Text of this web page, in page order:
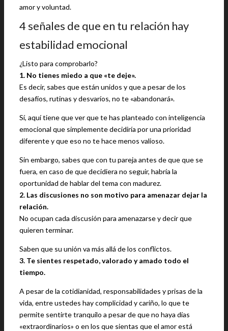
amor y voluntad.
4 señales de que en tu relación hay
estabilidad emocional
¿Listo para comprobarlo?
1. No tienes miedo a que «te deje».
Es decir, sabes que están unidos y que a pesar de los
desafíos, rutinas y desvaríos, no te «abandonará».
Sí, aquí tiene que ver que te has planteado con inteligencia
emocional que simplemente decidiría por una prioridad
diferente y que eso no te hace menos valioso.
Sin embargo, sabes que con tu pareja antes de que que se
fuera, en caso de que decidiera no seguir, habría la
oportunidad de hablar del tema con madurez.
2. Las discusiones no son motivo para amenazar dejar la
relación.
No ocupan cada discusión para amenazarse y decir que
quieren terminar.
Saben que su unión va más allá de los conflictos.
3. Te sientes respetado, valorado y amado todo el
tiempo.
A pesar de la cotidianidad, responsabilidades y prisas de la
vida, entre ustedes hay complicidad y cariño, lo que te
permite sentirte tranquilo a pesar de que no haya días
«extraordinarios» o en los que sientas que el amor está